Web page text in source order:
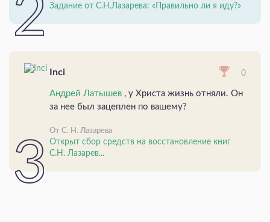
Задание от С.Н.Лазарева: «Правильно ли я иду?»
Inci 0
Андрей Латышев , у Христа жизнь отняли. Он
за нее был зацеплен по вашему?
От С. Н. Лазарева
Открыт сбор средств на восстановление книг
С.Н. Лазарев...